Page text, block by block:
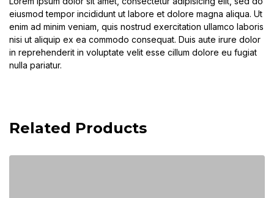
eiusmod tempor incididunt ut labore et dolore magna aliqua. Ut
enim ad minim veniam, quis nostrud exercitation ullamco laboris
nisi ut aliquip ex ea commodo consequat. Duis aute irure dolor
in reprehenderit in voluptate velit esse cillum dolore eu fugiat
nulla pariatur.
Related Products